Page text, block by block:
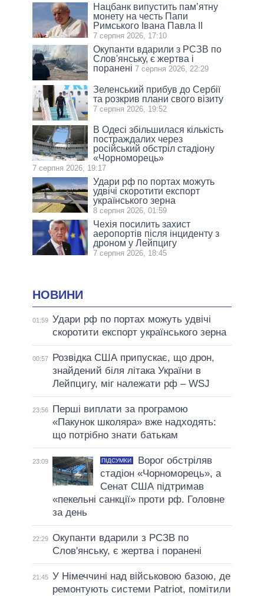
Нацбанк випустить пам’ятну
монету на честь Папи
Римського Івана Павла II
7 серпня 2026, 17:10
Окупанти вдарили з РСЗВ по
Слов'янську, є жертва і
поранені 7 серпня 2026, 22:29
Зеленський прибув до Сербії
та розкрив плани свого візиту
7 серпня 2026, 19:52
В Одесі збільшилася кількість
постраждалих через
російський обстріл стадіону
«Чорноморець»
7 серпня 2026, 19:17
Удари рф по портах можуть
удвічі скоротити експорт
українського зерна
8 серпня 2026, 01:59
Чехія посилить захист
аеропортів після інциденту з
дроном у Лейпцигу
7 серпня 2026, 18:45
НОВИНИ
01:59 Удари рф по портах можуть удвічі
скоротити експорт українського зерна
00:57
Розвідка США припускає, що дрон,
знайдений біля літака України в
Лейпцигу, міг належати рф – WSJ
23:56
Перші виплати за програмою
«Пакунок школяра» вже надходять:
що потрібно знати батькам
23:09 ПІДСУМКИ
Ворог обстріляв
стадіон «Чорноморець», а
Сенат США підтримав
«пекельні санкції» проти рф. Головне
за день
22:29 Окупанти вдарили з РСЗВ по
Слов'янську, є жертва і поранені
21:45 У Німеччині над військовою базою, де
ремонтують системи Patriot, помітили